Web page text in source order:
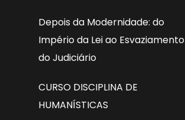
Depois da Modernidade: do
Império da Lei ao Esvaziamento
do Judiciário
CURSO DISCIPLINA DE
HUMANÍSTICAS